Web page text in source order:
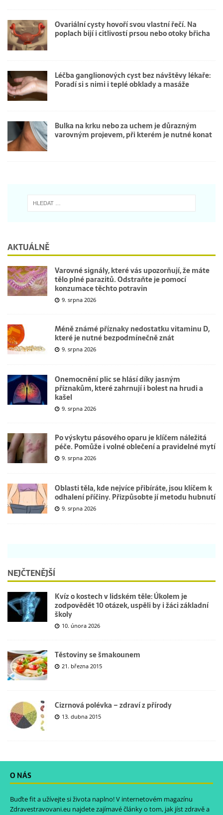
Ovariální cysty hovoří svou vlastní řečí. Na
poplach bijí i citlivostí prsou nebo otoky břicha
Léčba ganglionových cyst bez návštěvy lékaře:
Poradí si s nimi i teplé obklady a masáže
Bulka na krku nebo za uchem je důrazným
varovným projevem, při kterém je nutné konat
AKTUÁLNĚ
Varovné signály, které vás upozorňují, že máte
tělo plné parazitů. Odstraňte je pomocí
konzumace těchto potravin
9. srpna 2026
Méně známé příznaky nedostatku vitaminu D,
které je nutné bezpodmínečně znát
9. srpna 2026
Onemocnění plic se hlásí díky jasným
příznakům, které zahrnují i bolest na hrudi a
kašel
9. srpna 2026
Po výskytu pásového oparu je klíčem náležitá
péče. Pomůže i volné oblečení a pravidelné mytí
9. srpna 2026
Oblasti těla, kde nejvíce přibíráte, jsou klíčem k
odhalení příčiny. Přizpůsobte jí metodu hubnutí
9. srpna 2026
NEJČTENĚJŠÍ
Kvíz o kostech v lidském těle: Úkolem je
zodpovědět 10 otázek, uspěli by i žáci základní
školy
10. února 2026
Těstoviny se šmakounem
21. března 2015
Cizrnová polévka – zdraví z přírody
13. dubna 2015
O NÁS
Buďte fit a užívejte si života naplno! V internetovém magazínu
Zdravestravovani.eu najdete zajímavé články o tom, jak jíst zdravě a